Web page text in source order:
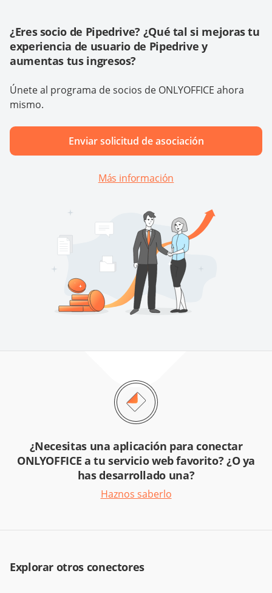
¿Eres socio de Pipedrive? ¿Qué tal si mejoras tu
experiencia de usuario de Pipedrive y
aumentas tus ingresos?
Únete al programa de socios de ONLYOFFICE ahora
mismo.
Enviar solicitud de asociación
Más información
¿Necesitas una aplicación para conectar
ONLYOFFICE a tu servicio web favorito? ¿O ya
has desarrollado una?
Haznos saberlo
Explorar otros conectores